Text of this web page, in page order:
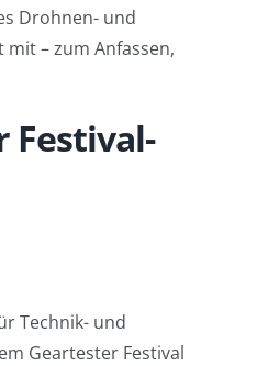
Drohnen- und
– zum Anfassen,
Festival-
Technik- und
Geartester Festival